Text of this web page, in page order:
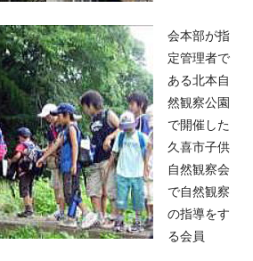
会本部が指
定管理者で
ある北本自
然観察公園
で開催した
久喜市子供
自然観察会
で自然観察
の指導をす
る会員